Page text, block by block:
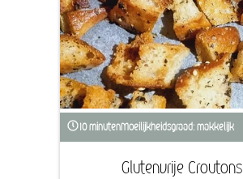
10 minutenMoeilijkheidsgraad: makkelijk
Glutenvrije Croutons